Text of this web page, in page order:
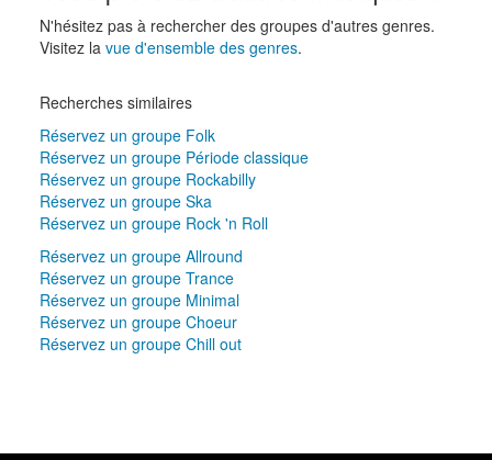
N'hésitez pas à rechercher des groupes d'autres genres.
Visitez la vue d'ensemble des genres.
Recherches similaires
Réservez un groupe Folk
Réservez un groupe Période classique
Réservez un groupe Rockabilly
Réservez un groupe Ska
Réservez un groupe Rock 'n Roll
Réservez un groupe Allround
Réservez un groupe Trance
Réservez un groupe Minimal
Réservez un groupe Choeur
Réservez un groupe Chill out